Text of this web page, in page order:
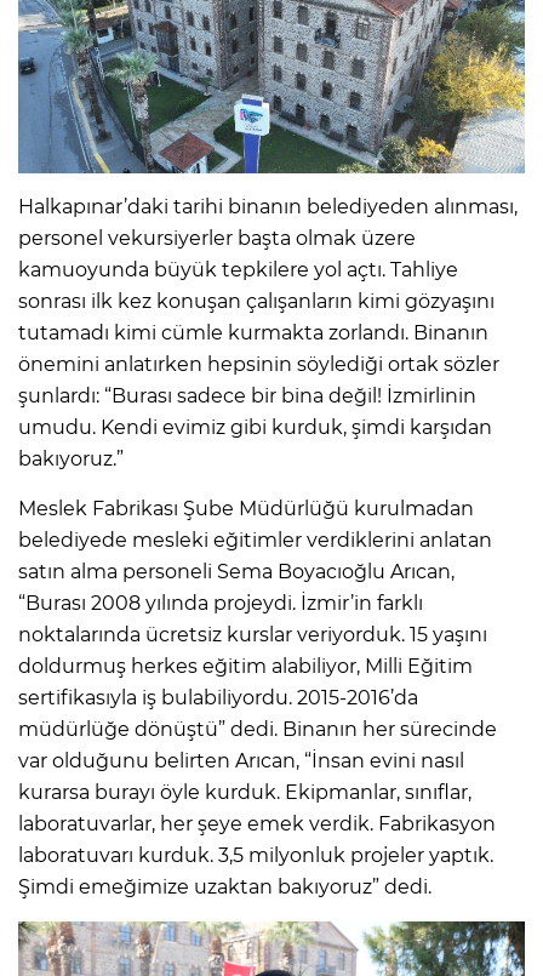
Halkapınar’daki tarihi binanın belediyeden alınması,
personel vekursiyerler başta olmak üzere
kamuoyunda büyük tepkilere yol açtı. Tahliye
sonrası ilk kez konuşan çalışanların kimi gözyaşını
tutamadı kimi cümle kurmakta zorlandı. Binanın
önemini anlatırken hepsinin söylediği ortak sözler
şunlardı: “Burası sadece bir bina değil! İzmirlinin
umudu. Kendi evimiz gibi kurduk, şimdi karşıdan
bakıyoruz.”
Meslek Fabrikası Şube Müdürlüğü kurulmadan
belediyede mesleki eğitimler verdiklerini anlatan
satın alma personeli Sema Boyacıoğlu Arıcan,
“Burası 2008 yılında projeydi. İzmir’in farklı
noktalarında ücretsiz kurslar veriyorduk. 15 yaşını
doldurmuş herkes eğitim alabiliyor, Milli Eğitim
sertifikasıyla iş bulabiliyordu. 2015-2016’da
müdürlüğe dönüştü” dedi. Binanın her sürecinde
var olduğunu belirten Arıcan, “İnsan evini nasıl
kurarsa burayı öyle kurduk. Ekipmanlar, sınıflar,
laboratuvarlar, her şeye emek verdik. Fabrikasyon
laboratuvarı kurduk. 3,5 milyonluk projeler yaptık.
Şimdi emeğimize uzaktan bakıyoruz” dedi.